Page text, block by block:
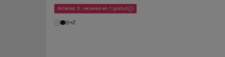
Achetez 3, recevez-en 1 gratuit
+2